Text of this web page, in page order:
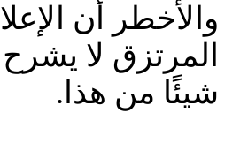
والأخطر أن
المرتزق لا يشرح
شيئًا من هذا.